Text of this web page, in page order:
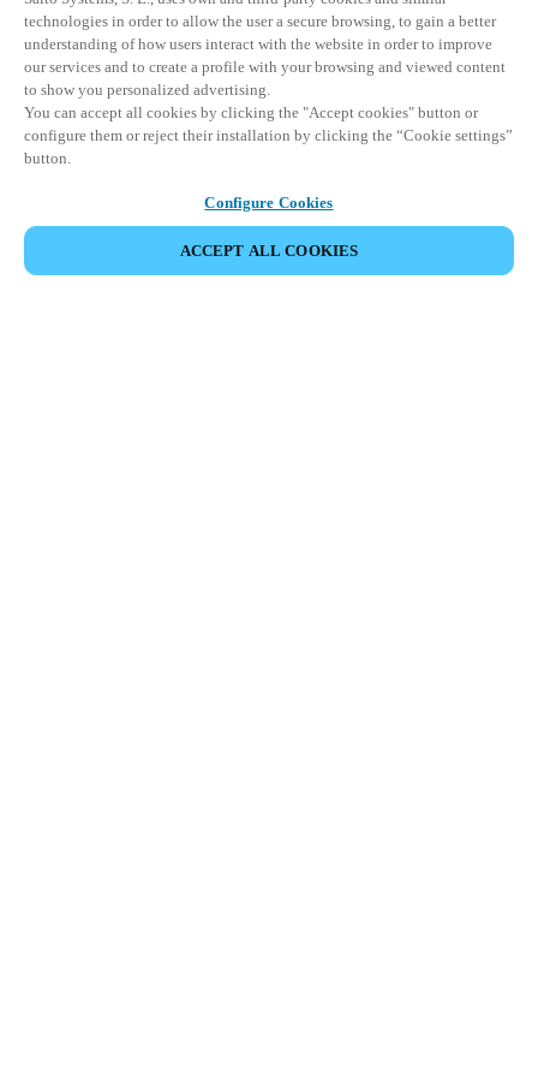
technologies in order to allow the user a secure browsing, to gain a better
understanding of how users interact with the website in order to improve
our services and to create a profile with your browsing and viewed content
to show you personalized advertising.
You can accept all cookies by clicking the "Accept cookies" button or
configure them or reject their installation by clicking the “Cookie settings”
button.
Configure Cookies
ACCEPT ALL COOKIES